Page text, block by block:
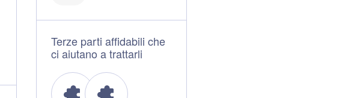
Terze parti affidabili che
ci aiutano a trattarli